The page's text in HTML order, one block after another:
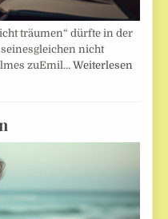
träumen“ dürfte in der
nicht
zuEmil…Weiterlesen